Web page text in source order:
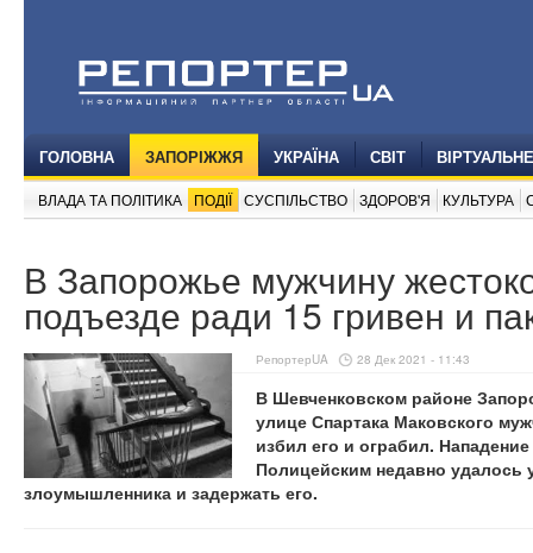
ГОЛОВНА ЗАПОРІЖЖЯ УКРАЇНА СВІТ
ВЛАДА ТА ПОЛІТИКА ПОДІЇ СУСПІЛЬСТВО ЗДОРОВ'Я КУЛЬТУРА
В Запорожье мужчину
подъезде ради 15 гривен и
РепортерUA 28 Дек 2021 - 11:43
В Шевченковском районе
улице Спартака Маковского
избил его и ограбил.
Полицейским недавно удалось
злоумышленника и задержать его.